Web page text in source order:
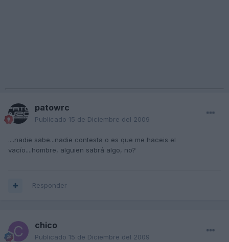
patowrc
Publicado 15 de Diciembre del 2009
....nadie sabe...nadie contesta o es que me haceis el
vacío....hombre, alguien sabrá algo, no?
Responder
chico
Publicado 15 de Diciembre del 2009